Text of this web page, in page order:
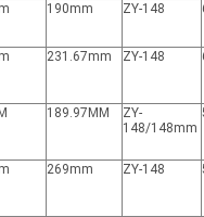
190mm ZY-148
231.67mm ZY-148
189.97MM
ZY-
148/148mm
269mm ZY-148